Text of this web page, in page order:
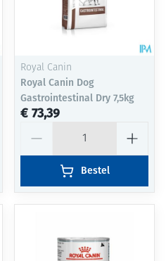
Royal Canin
Royal Canin Dog
Gastrointestinal Dry 7,5kg
€ 73,39
Bestel